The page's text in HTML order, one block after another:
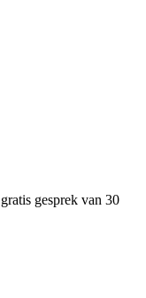
gesprek van 30